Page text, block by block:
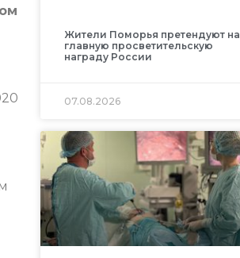
Жители Поморья претендуют на
главную просветительскую
награду России
07.08.2026